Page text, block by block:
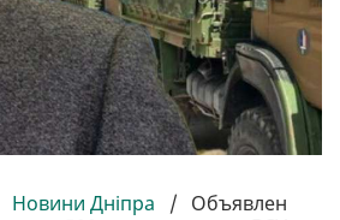
Новини Дніпра / Объявлен